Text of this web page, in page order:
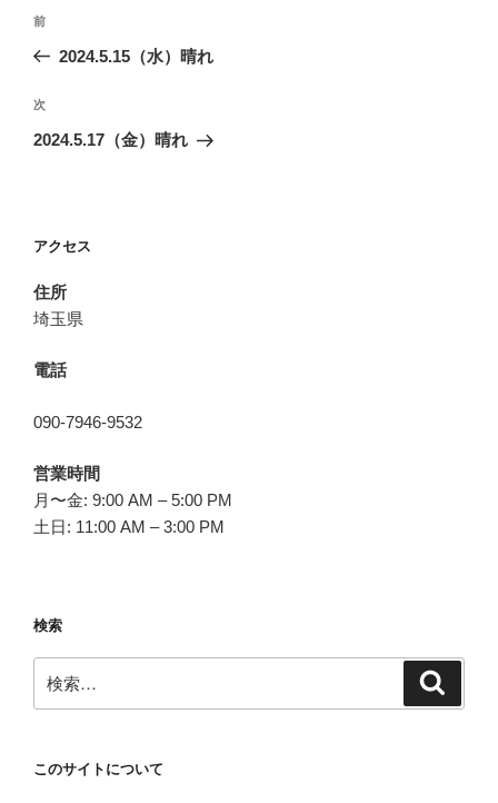
投
ビ
ゲ
ン
前
の
稿
前
2024.5.15（水）晴れ
次
の
次
2024.5.17（金）晴れ
アクセス
住所
埼玉県
電話
090-7946-9532
営業時間
月〜金: 9:00 AM – 5:00 PM
土日: 11:00 AM – 3:00 PM
検索
索:
このサイトについて